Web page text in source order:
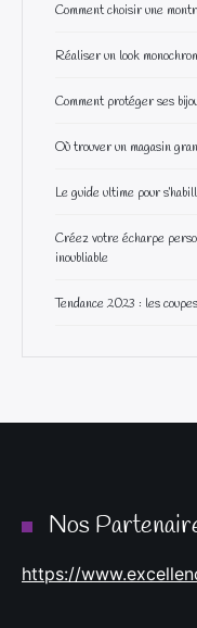
Comment choisir une
Réaliser un look
Comment protéger ses
Où trouver un magasin
Le guide ultime pour
Créez votre écharpe
inoubliable
Tendance 2023 : les
Nos
https://